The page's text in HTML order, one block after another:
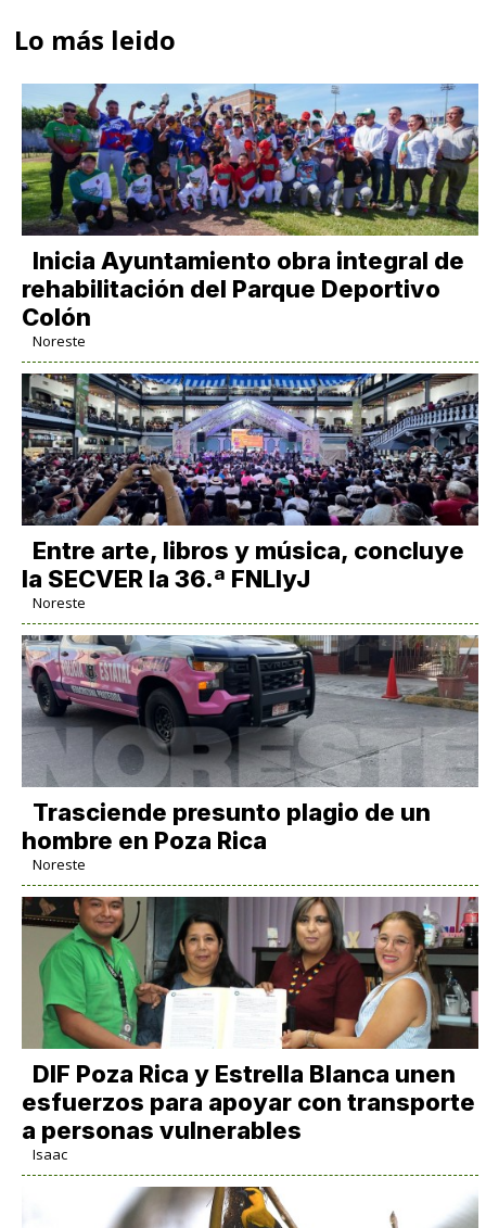
Lo más leido
Inicia Ayuntamiento obra integral de
rehabilitación del Parque Deportivo
Colón
Noreste
Entre arte, libros y música, concluye
la SECVER la 36.ª FNLIyJ
Noreste
Trasciende presunto plagio de un
hombre en Poza Rica
Noreste
DIF Poza Rica y Estrella Blanca unen
esfuerzos para apoyar con transporte
a personas vulnerables
Isaac